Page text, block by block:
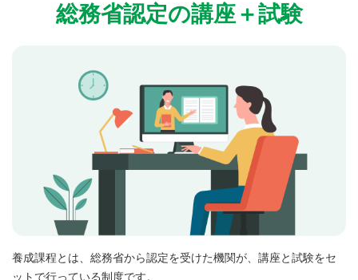
総務省認定の講座＋試験
養成課程とは、総務省から認定を受けた機関が、講座と試験をセ
ットで行っている制度です。